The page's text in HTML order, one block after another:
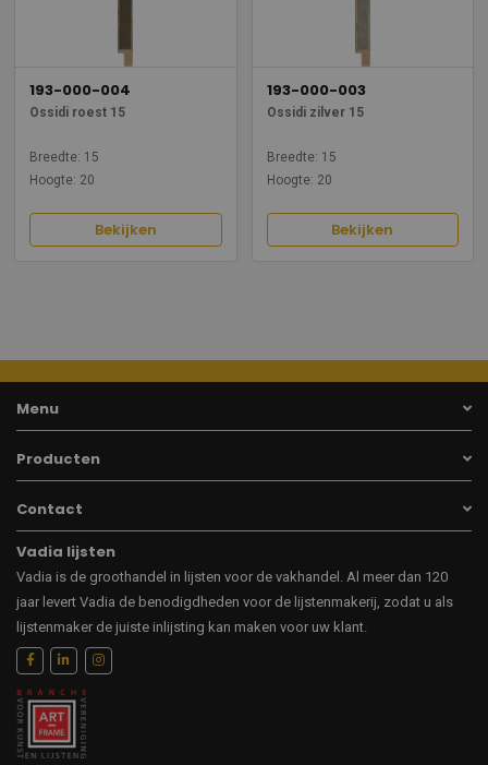
193-000-004
Ossidi roest 15
Breedte: 15
Hoogte: 20
Bekijken
193-000-003
Ossidi zilver 15
Breedte: 15
Hoogte: 20
Bekijken
Menu
Producten
Contact
Vadia lijsten
Vadia is de groothandel in lijsten voor de vakhandel. Al meer dan 120
jaar levert Vadia de benodigdheden voor de lijstenmakerij, zodat u als
lijstenmaker de juiste inlijsting kan maken voor uw klant.